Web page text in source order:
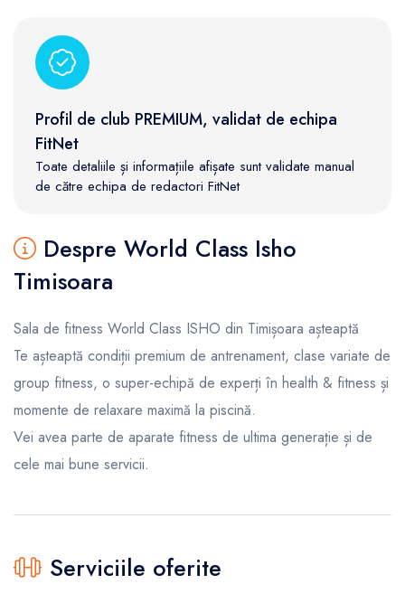
Profil de club PREMIUM, validat de echipa
FitNet
Toate detaliile și informațiile afișate sunt validate manual
de către echipa de redactori FitNet
Despre World Class Isho
Timisoara
Sala de fitness World Class ISHO din Timișoara așteaptă
Te așteaptă condiții premium de antrenament, clase variate de
group fitness, o super-echipă de experți în health & fitness și
momente de relaxare maximă la piscină.
Vei avea parte de aparate fitness de ultima generație și de
cele mai bune servicii.
Serviciile oferite